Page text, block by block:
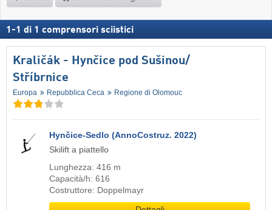
1 -1 di 1 comprensori sciistici
Kraličák - Hynčice pod Sušinou/​
Stříbrnice
Europa Repubblica Ceca Regione di Olomouc
Hynčice-Sedlo (AnnoCostruz. 2022)
Skilift a piattello
Lunghezza: 416 m
Capacità/h: 616
Costruttore: Doppelmayr